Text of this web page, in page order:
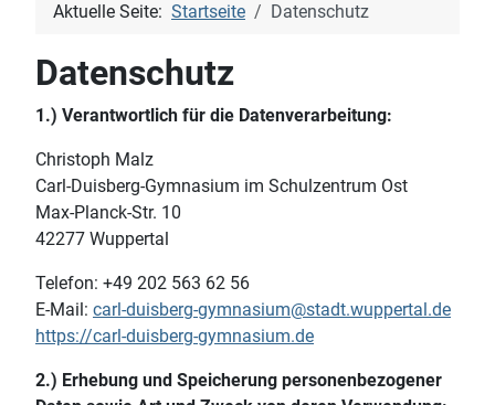
Aktuelle Seite: Startseite Datenschutz
Datenschutz
1.) Verantwortlich für die Datenverarbeitung:
Christoph Malz
Carl-Duisberg-Gymnasium im Schulzentrum Ost
Max-Planck-Str. 10
42277 Wuppertal
Telefon: +49 202 563 62 56
E-Mail: carl-duisberg-gymnasium@stadt.wuppertal.de
https://carl-duisberg-gymnasium.de
2.) Erhebung und Speicherung personenbezogener